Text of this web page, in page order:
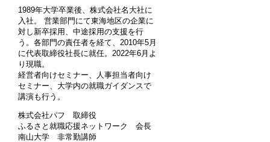
1989年大学卒業後、株式会社名大社に
入社。 営業部門にて東海地区の企業に
対し新卒採用、中途採用の支援を行
う。各部門の責任者を経て、2010年5月
に代表取締役社長に就任。2022年6月よ
り現職。
経営者向けセミナー、人事担当者向け
セミナー、大学内の就職ガイダンスで
講演も行う。
株式会社パフ 取締役
ふるさと就職応援ネットワーク 会長
南山大学 非常勤講師